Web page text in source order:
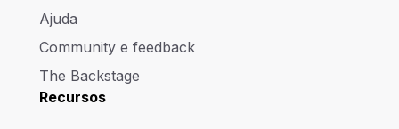
Ajuda
Community e feedback
The Backstage
Recursos